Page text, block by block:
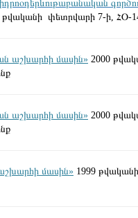
թվականի փետրվարի 7-ի, ՀՕ-
աշխարհի մասին» 2000
աշխարհի մասին» 2000
մասին» 1999 թվականի